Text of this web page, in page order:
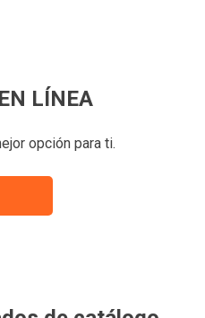
LÍNEA
opción para ti.